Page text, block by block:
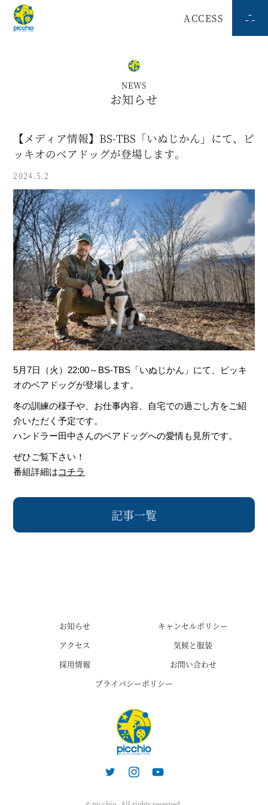
ACCESS
NEWS
お知らせ
【メディア情報】BS-TBS「いぬじかん」にて、ピ
ッキオのベアドッグが登場します。
2024.5.2
5月7日（火）22:00～BS-TBS「いぬじかん」にて、ピッキ
オのベアドッグが登場します。
冬の訓練の様子や、お仕事内容、自宅での過ごし方をご紹
介いただく予定です。
ハンドラー田中さんのベアドッグへの愛情も見所です。
ぜひご覧下さい！
番組詳細はコチラ
記事一覧
お知らせ
キャンセルポリシー
アクセス
気候と服装
採用情報
お問い合わせ
プライバシーポリシー